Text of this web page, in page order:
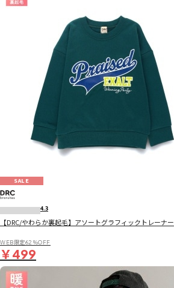
SALE
4.3
【DRC/やわらか裏起毛】アソートグラフィックトレーナー
WEB限定62％OFF
￥499